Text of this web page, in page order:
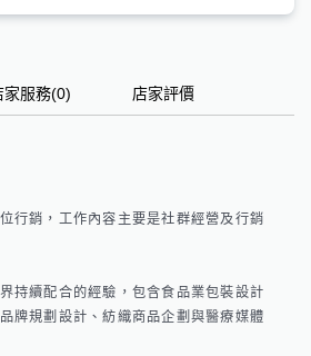
家服務(0) 店家評價
行銷，工作內容主要是社群經營及行銷
持續配合的經驗，包含食品業包裝設計
牌規劃設計、紡織商品企劃與醫療媒體